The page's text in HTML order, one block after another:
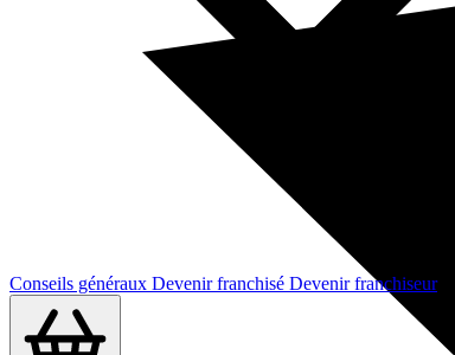
Conseils généraux Devenir franchisé Devenir franchiseur